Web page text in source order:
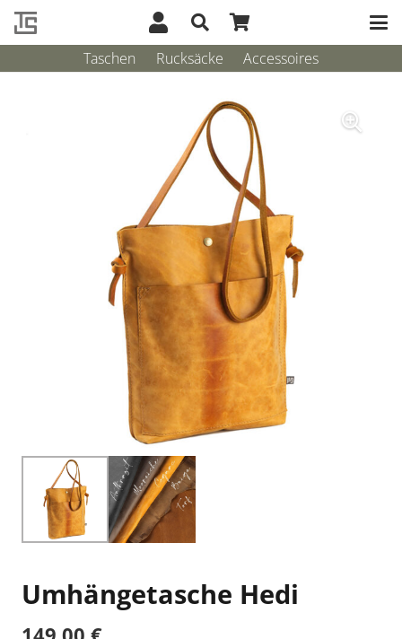
Taschen Rucksäcke Accessoires
Umhängetasche Hedi